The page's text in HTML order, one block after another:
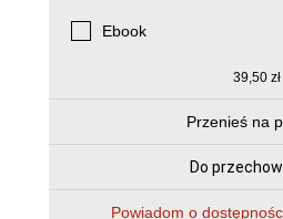
Ebook
39,50
Przenieś na
Do
Powiadom o